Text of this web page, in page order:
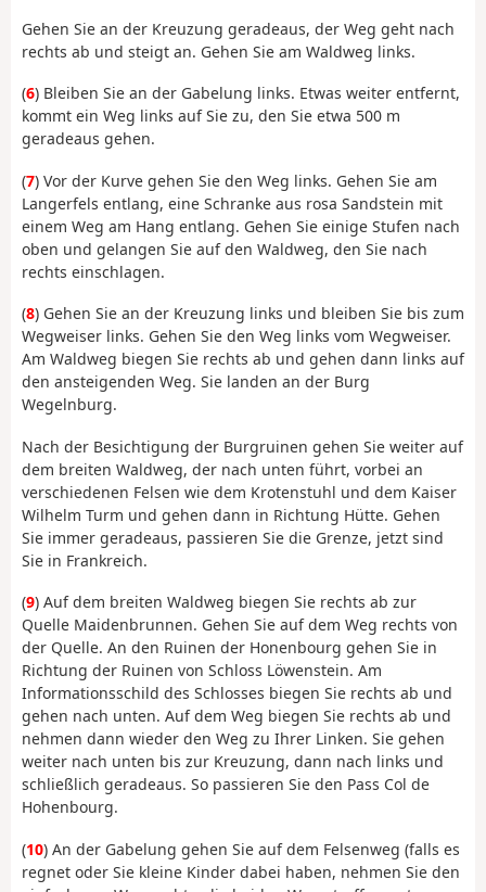
Gehen Sie an der Kreuzung geradeaus, der Weg geht nach
rechts ab und steigt an. Gehen Sie am Waldweg links.
(6) Bleiben Sie an der Gabelung links. Etwas weiter entfernt,
kommt ein Weg links auf Sie zu, den Sie etwa 500 m
geradeaus gehen.
(7) Vor der Kurve gehen Sie den Weg links. Gehen Sie am
Langerfels entlang, eine Schranke aus rosa Sandstein mit
einem Weg am Hang entlang. Gehen Sie einige Stufen nach
oben und gelangen Sie auf den Waldweg, den Sie nach
rechts einschlagen.
(8) Gehen Sie an der Kreuzung links und bleiben Sie bis zum
Wegweiser links. Gehen Sie den Weg links vom Wegweiser.
Am Waldweg biegen Sie rechts ab und gehen dann links auf
den ansteigenden Weg. Sie landen an der Burg
Wegelnburg.
Nach der Besichtigung der Burgruinen gehen Sie weiter auf
dem breiten Waldweg, der nach unten führt, vorbei an
verschiedenen Felsen wie dem Krotenstuhl und dem Kaiser
Wilhelm Turm und gehen dann in Richtung Hütte. Gehen
Sie immer geradeaus, passieren Sie die Grenze, jetzt sind
Sie in Frankreich.
(9) Auf dem breiten Waldweg biegen Sie rechts ab zur
Quelle Maidenbrunnen. Gehen Sie auf dem Weg rechts von
der Quelle. An den Ruinen der Honenbourg gehen Sie in
Richtung der Ruinen von Schloss Löwenstein. Am
Informationsschild des Schlosses biegen Sie rechts ab und
gehen nach unten. Auf dem Weg biegen Sie rechts ab und
nehmen dann wieder den Weg zu Ihrer Linken. Sie gehen
weiter nach unten bis zur Kreuzung, dann nach links und
schließlich geradeaus. So passieren Sie den Pass Col de
Hohenbourg.
(10) An der Gabelung gehen Sie auf dem Felsenweg (falls es
regnet oder Sie kleine Kinder dabei haben, nehmen Sie den